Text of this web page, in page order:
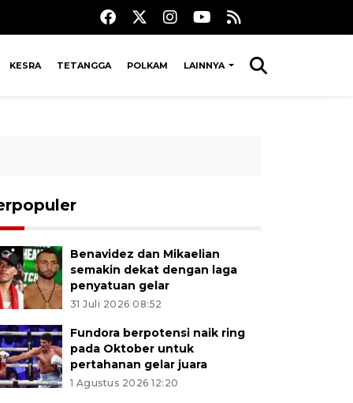
KESRA TETANGGA POLKAM LAINNYA
Benavidez dan Mikaelian
semakin dekat dengan laga
penyatuan gelar
31 Juli 2026 08:52
Fundora berpotensi naik ring
pada Oktober untuk
pertahanan gelar juara
1 Agustus 2026 12:20